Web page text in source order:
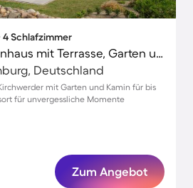
4 Schlafzimmer
Geräumiges Ferienhaus mit Terrasse, Garten und Grill | Haustiere erlaubt
Deutschland
mit Garten und Kamin für bis
für unvergessliche Momente
Zum Angebot